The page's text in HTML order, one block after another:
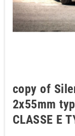
copy of
2x55mm
CLASSE E